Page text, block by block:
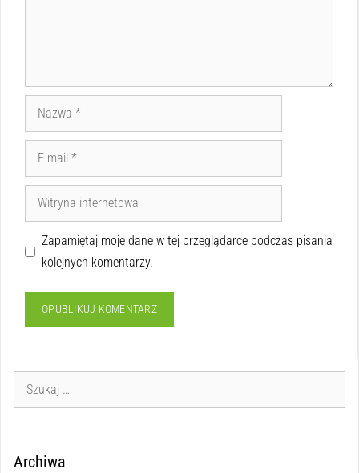
Zapamiętaj moje dane w tej przeglądarce podczas pisania
kolejnych komentarzy.
Archiwa